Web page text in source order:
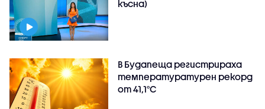
късна)
В Будапеща регистрираха
температуратурен рекорд
от 41,1°C